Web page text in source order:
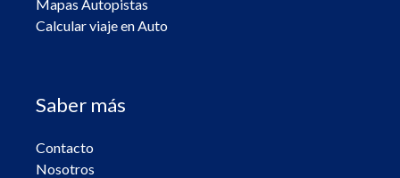
Mapas Autopistas
Calcular viaje en Auto
Saber más
Contacto
Nosotros